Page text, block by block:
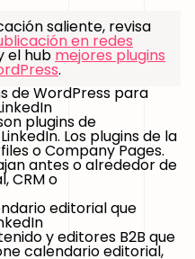
saliente, revisa
en redes
el hub mejores plugins
.
de WordPress para
plugins de
Los plugins de la
o Company Pages.
antes o alrededor de
CRM o
editorial que
y editores B2B que
calendario editorial,